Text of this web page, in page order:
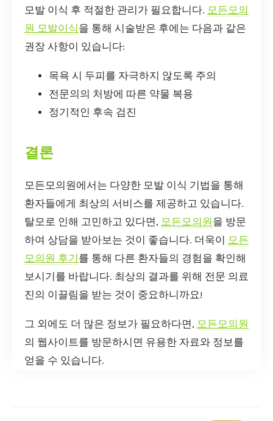
모발 이식 후 적절한 관리가 필요합니다. 모든모의
원 모발이식을 통해 시술받은 후에는 다음과 같은
권장 사항이 있습니다:
목욕 시 두피를 자극하지 않도록 주의
전문의의 처방에 따른 약물 복용
정기적인 후속 검진
결론
모든모의원에서는 다양한 모발 이식 기법을 통해
환자들에게 최상의 서비스를 제공하고 있습니다.
탈모로 인해 고민하고 있다면, 모든모의원 을 방문
하여 상담을 받아보는 것이 좋습니다. 더욱이 모든
모의원 후기 를 통해 다른 환자들의 경험을 확인해
보시기를 바랍니다. 최상의 결과를 위해 전문 의료
진의 이끌림을 받는 것이 중요하니까요!
그 외에도 더 많은 정보가 필요하다면, 모든모의원
의 웹사이트를 방문하시면 유용한 자료와 정보를
얻을 수 있습니다.